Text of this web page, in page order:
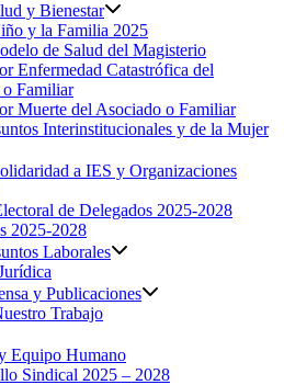
y Bienestar
y la Familia 2025
de Salud del Magisterio
Enfermedad Catastrófica del
Familiar
Muerte del Asociado o Familiar
Interinstitucionales y de la Mujer
a IES y Organizaciones
de Delegados 2025-2028
2025-2028
Laborales
y Publicaciones
Trabajo
Equipo Humano
Sindical 2025 – 2028